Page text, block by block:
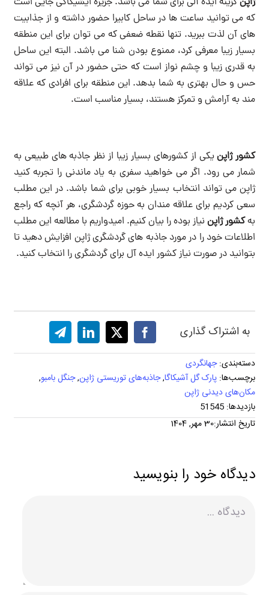
که می توانید ساعت ها در ساحل کابیرا حضور داشته و از جذابیت
های آن لذت ببرید. تنها نقطه ضعفی که می توان برای این منطقه
بسیار زیبا معرفی کرد، ممنوع بودن شنا می باشد. البته این ساحل
به قدری زیبا و چشم نواز است که حتی حضور در آن نیز می تواند
حس و حال بهتری به شما بدهد. این منطقه برای افرادی که علاقه
مند به آرامش و تمرکز هستند، بسیار مناسب است.
کشور ژاپنیکی از کشورهای بسیار زیبا از نظر جاذبه های طبیعی به
شمار می رود. اگر می خواهید سفری به یاد ماندنی را تجربه کنید
ژاپن می تواند انتخاب بسیار خوبی برای شما باشد. در این مطلب
سعی کردیم برای علاقه مندان به حوزه گردشگری، هر آنچه که راجع
بهکشور ژاپننیاز بوده را بیان کنیم. امیدواریم با مطالعه این مطلب
اطلاعات خود را در مورد جاذبه های گردشگری ژاپن افزایش دهید تا
بتوانید در صورت نیاز کشور ایده آل برای گردشگری را انتخاب کنید.
به اشتراک گذاری
دسته‌بندی:جهانگردی
برچسب‌ها: پارک گل آشیکاگا,جاذبه‌های توریستی ژاپن,جنگل بامبو,
مکان‌های دیدنی ژاپن
بازدیدها: 51545
تاریخ انتشار:30 مهر, 1404
دیدگاه خود را بنویسید